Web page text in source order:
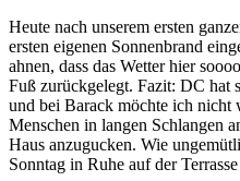
Heute nach unserem ersten
ersten eigenen Sonnenbrand
ahnen, dass das Wetter hier
Fuß zurückgelegt. Fazit: DC hat
und bei Barack möchte ich nicht
Menschen in langen Schlangen
Haus anzugucken. Wie
Sonntag in Ruhe auf der